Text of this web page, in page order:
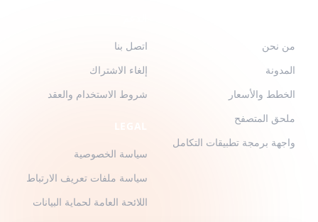
من نحن
المدونة
الخطط والأسعار
ملحق المتصفح
واجهة برمجة تطبيقات التكامل
اتصل بنا
إلغاء الاشتراك
شروط الاستخدام والعقد
سياسة الخصوصية
سياسة ملفات تعريف الارتباط
اللائحة العامة لحماية البيانات